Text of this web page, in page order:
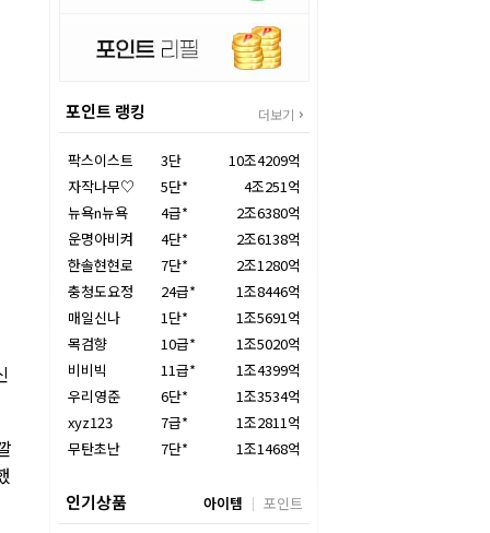
포인트 랭킹 더보기
팍스이스트 3단
10조4209억
자작나무♡
5단*
4조251억
뉴욕n뉴욕
4급*
2조6380억
운명아비켜
4단*
2조6138억
한솔현현로
7단*
2조1280억
충청도요정
24급*
1조8446억
매일신나
1단*
1조5691억
목검향
10급*
1조5020억
비비빅
11급*
1조4399억
우리영준
6단*
1조3534억
xyz123
7급*
1조2811억
무탄초난
7단* 1조1468억
인기상품 아이템 포인트